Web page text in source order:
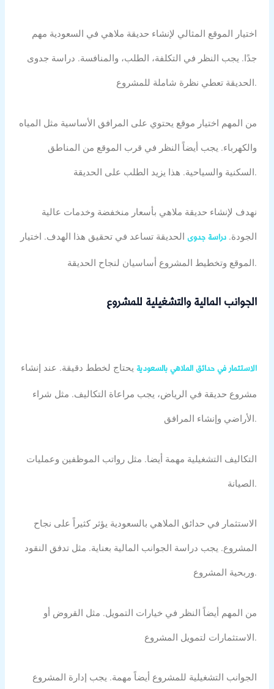
اختيار الموقع المثالي لإنشاء حديقة ملاهي في السعودية مهم
جدًا. يجب النظر في التكلفة، الطلب، والمنافسة. دراسة جدوى
الحديقة تعطي نظرة شاملة للمشروع.
من المهم اختيار موقع يحتوي على المرافق الأساسية مثل المياه
والكهرباء. يجب أيضاً النظر في قرب الموقع من المناطق
السكنية والسياحية. هذا يزيد الطلب على الحديقة.
نهدف لإنشاء حديقة ملاهي بأسعار منخفضة وخدمات عالية
الجودة. دراسة جدوىالحديقة تساعد في تحقيق هذا الهدف. اختيار
الموقع وتخطيط المشروع أساسيان لنجاح الحديقة.
الجوانب المالية والتشغيلية للمشروع
الاستثمار في حدائق الملاهي بالسعوديةيحتاج لخطط دقيقة. عند إنشاء
مشروع حديقة في الرياض، يجب مراعاة التكاليف. مثل شراء
الأراضي وإنشاء المرافق.
التكاليف التشغيلية مهمة أيضا. مثل رواتب الموظفين وعمليات
الصيانة.
الاستثمار في حدائق الملاهي بالسعودية يؤثر كثيراً على نجاح
المشروع. يجب دراسة الجوانب المالية بعناية. مثل تدفق النقود
وربحية المشروع.
من المهم أيضاً النظر في خيارات التمويل. مثل القروض أو
الاستثمارات لتمويل المشروع.
الجوانب التشغيلية للمشروع أيضاً مهمة. يجب إدارة المشروع